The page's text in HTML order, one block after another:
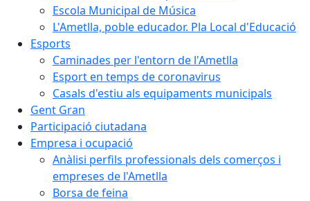
Escola Municipal de Música
L'Ametlla, poble educador. Pla Local d'Educació
Esports
Caminades per l'entorn de l'Ametlla
Esport en temps de coronavirus
Casals d'estiu als equipaments municipals
Gent Gran
Participació ciutadana
Empresa i ocupació
Anàlisi perfils professionals dels comerços i
empreses de l'Ametlla
Borsa de feina